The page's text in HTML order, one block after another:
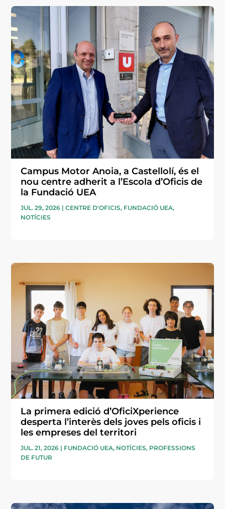
Campus Motor Anoia, a Castellolí, és el
nou centre adherit a l’Escola d’Oficis de
la Fundació UEA
JUL. 29, 2026 |CENTRE D'OFICIS, FUNDACIÓ UEA,
NOTÍCIES
La primera edició d’OficiXperience
desperta l’interès dels joves pels oficis i
les empreses del territori
JUL. 21, 2026 | FUNDACIÓ UEA, NOTÍCIES, PROFESSIONS
DE FUTUR